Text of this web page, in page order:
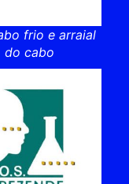
frio e arraial
do cabo